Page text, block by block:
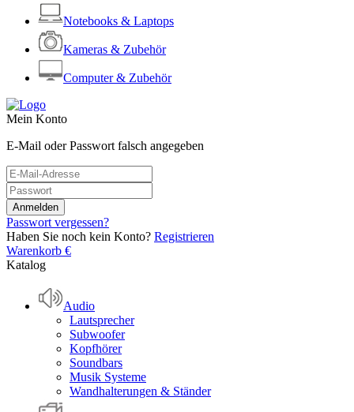
Notebooks & Laptops
Kameras & Zubehör
Computer & Zubehör
Mein Konto
E-Mail oder Passwort falsch angegeben
Passwort vergessen?
Haben Sie noch kein Konto? Registrieren
Warenkorb €
Katalog
Audio
Lautsprecher
Subwoofer
Kopfhörer
Soundbars
Musik Systeme
Wandhalterungen & Ständer